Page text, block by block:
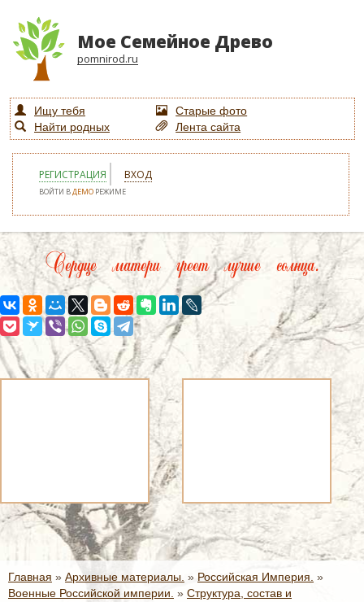
Мое Семейное Древо
pomnirod.ru
Ищу тебя
Старые фото
Найти родных
Лента сайта
РЕГИСТРАЦИЯ ВХОД
ВОЙТИ ВДЕМО РЕЖИМЕ
Сердце матери греет лучше солнца.
Главная » Архивные материалы. » Российская Империя. »
Военные Российской империи. » Структура, состав и